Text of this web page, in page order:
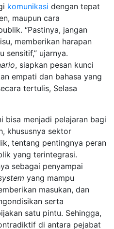
komunikasi dengan tepat
maupun cara
“Pastinya, jangan
memberikan harapan
sensitif,” ujarnya.
, siapkan pesan kunci
empati dan bahasa yang
tertulis, Selasa
bisa menjadi pelajaran bagi
khususnya sektor
tentang pentingnya peran
yang terintegrasi.
sebagai penyampai
yang mampu
masukan, dan
serta
satu pintu. Sehingga,
di antara pejabat